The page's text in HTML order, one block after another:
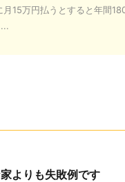
15万円払うとすると年間
よりも失敗例です